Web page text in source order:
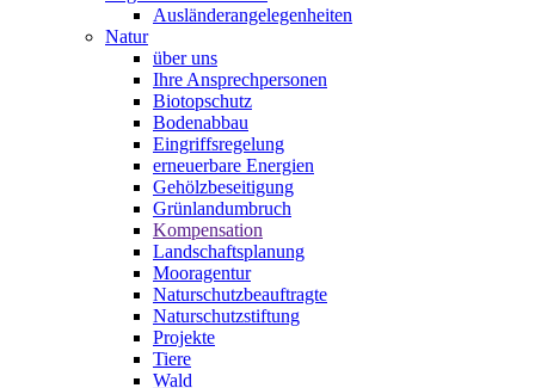
Ausländerangelegenheiten
Natur
über uns
Ihre Ansprechpersonen
Biotopschutz
Bodenabbau
Eingriffsregelung
erneuerbare Energien
Gehölzbeseitigung
Grünlandumbruch
Kompensation
Landschaftsplanung
Mooragentur
Naturschutzbeauftragte
Naturschutzstiftung
Projekte
Tiere
Wald